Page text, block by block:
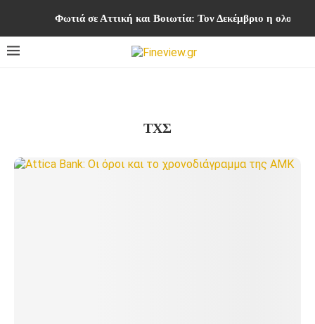
Φωτιά σε Αττική και Βοιωτία: Τον Δεκέμβριο η
ΤΧΣ